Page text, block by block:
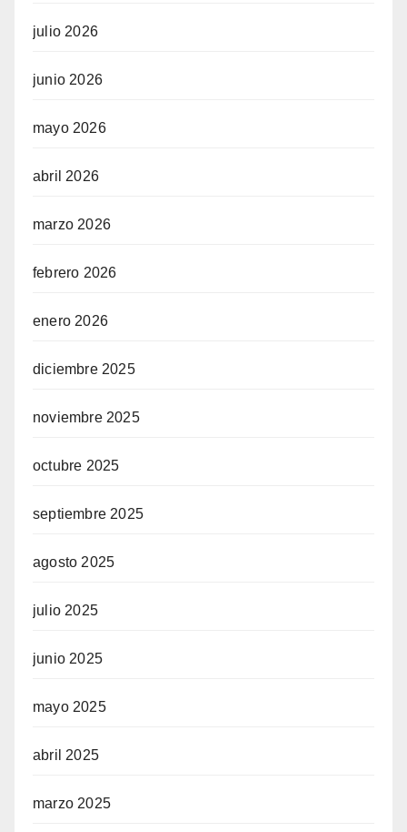
julio 2026
junio 2026
mayo 2026
abril 2026
marzo 2026
febrero 2026
enero 2026
diciembre 2025
noviembre 2025
octubre 2025
septiembre 2025
agosto 2025
julio 2025
junio 2025
mayo 2025
abril 2025
marzo 2025